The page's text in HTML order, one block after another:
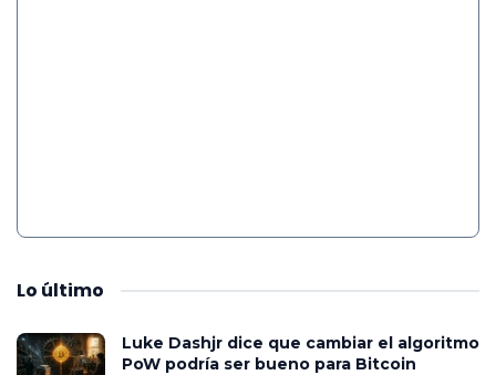
Lo último
Luke Dashjr dice que cambiar el algoritmo
PoW podría ser bueno para Bitcoin